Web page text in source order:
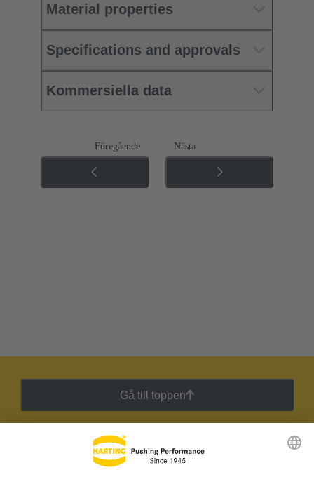
Material properties
Specifications and approvals
Kommersiella data
Föregående Nästa
Gå till toppen
HARTING:s nyhetsbrev